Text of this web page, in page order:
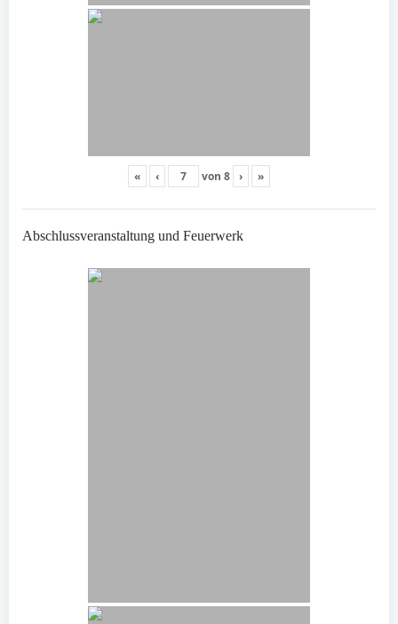
« ‹ von 8 › »
Abschlussveranstaltung und Feuerwerk